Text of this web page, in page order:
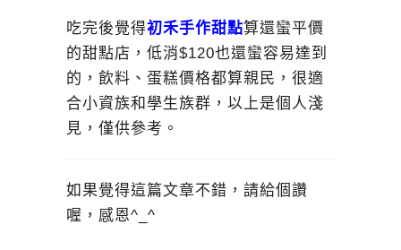
吃完後覺得初禾手作甜點算還蠻平價
的甜點店，低消$120也還蠻容易達到
的，飲料、蛋糕價格都算親民，很適
合小資族和學生族群，以上是個人淺
見，僅供參考。
如果覺得這篇文章不錯，請給個讚
喔，感恩^_^